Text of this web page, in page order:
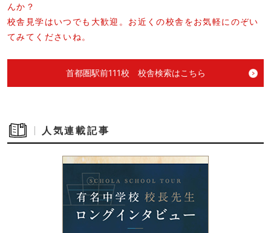
んか？
校舎見学はいつでも大歓迎。お近くの校舎をお気軽にのぞい
てみてくださいね。
首都圏駅前111校 校舎検索はこちら
人気連載記事